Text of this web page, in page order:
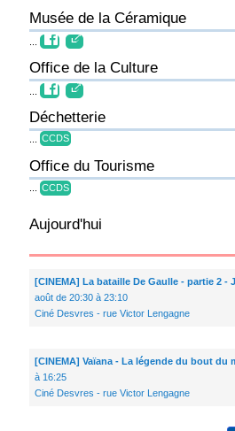
Musée de la Céramique
Office de la Culture
Déchetterie
CCDS
Office du Tourisme
CCDS
Aujourd'hui
[CINEMA] La bataille De Gaulle - partie 2 -
août de 20:30 à 23:10
Ciné Desvres - rue Victor Lengagne
[CINEMA] Vaïana - La légende du bout du
à 16:25
Ciné Desvres - rue Victor Lengagne